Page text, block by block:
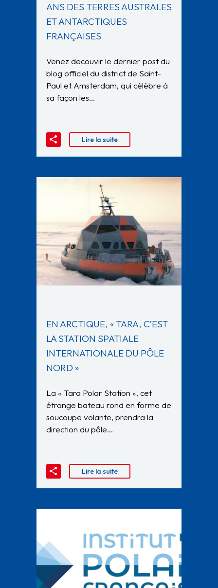
ANS DES TERRES AUSTRALES
ET ANTARCTIQUES
FRANÇAISES
Venez decouvir le dernier post du
blog officiel du district de Saint-
Paul et Amsterdam, qui célèbre à
sa façon les…
Lire la suite
EN ARCTIQUE, « TARA, C’EST
LA STATION SPATIALE
INTERNATIONALE DU PÔLE
NORD »
La « Tara Polar Station », cet
étrange bateau rond en forme de
soucoupe volante, prendra la
direction du pôle…
Lire la suite